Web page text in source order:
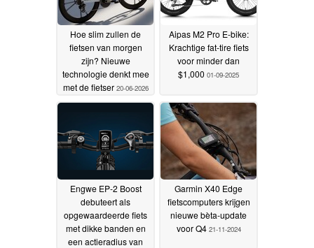
Hoe slim zullen de
fietsen van morgen
zijn? Nieuwe
technologie denkt mee
met de fietser 20-06-2026
Aipas M2 Pro E-bike:
Krachtige fat-tire fiets
voor minder dan
$1,000 01-09-2025
Engwe EP-2 Boost
debuteert als
opgewaardeerde fiets
met dikke banden en
een actieradius van
Garmin X40 Edge
fietscomputers krijgen
nieuwe bèta-update
voor Q4 21-11-2024